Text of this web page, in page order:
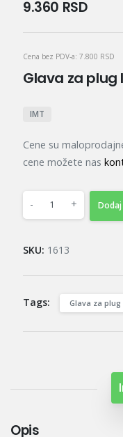
9.360 RSD
Cena bez PDV-a: 7.800 RSD
Glava za plug
IMT
Cene su
cene možete nas
- +
SKU: 1613
Tags: Glava za plug
Opis